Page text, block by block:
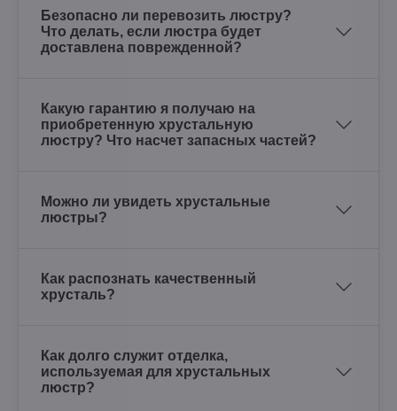
Безопасно ли перевозить люстру?
Что делать, если люстра будет
доставлена поврежденной?
Какую гарантию я получаю на
приобретенную хрустальную
люстру? Что насчет запасных частей?
Можно ли увидеть хрустальные
люстры?
Как распознать качественный
хрусталь?
Как долго служит отделка,
используемая для хрустальных
люстр?